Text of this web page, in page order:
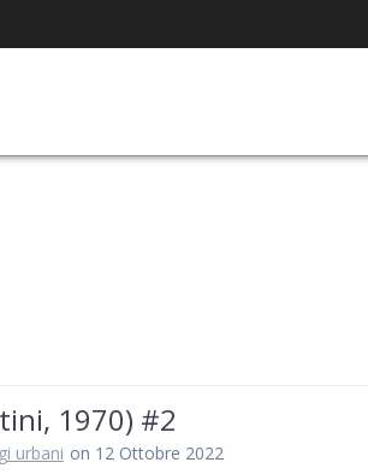
1970) #2
urbani on 12 Ottobre 2022